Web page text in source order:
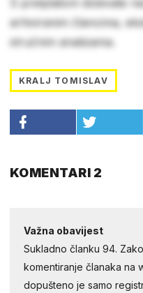
arhiviranim člancima,
stručnim analizama.
KRALJ TOMISLAV
KOMENTARI 2
Važna obavijest
Sukladno članku 94.
komentiranje članaka na
dopušteno je samo